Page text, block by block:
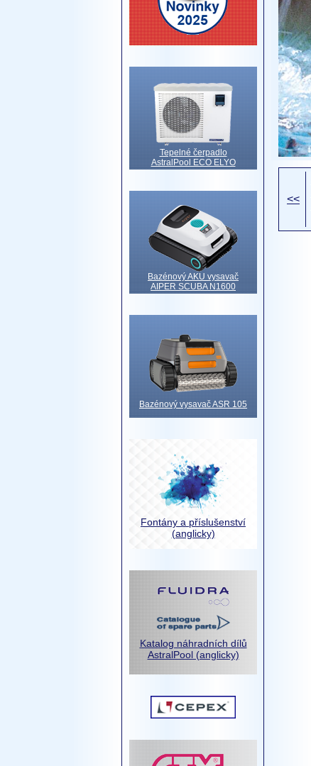
Tepelné čerpadlo
AstralPool ECO ELYO
Bazénový AKU vysavač
AIPER SCUBA N1600
Bazénový vysavač ASR 105
Fontány a příslušenství
(anglicky)
Katalog náhradních dílů
AstralPool (anglicky)
<<